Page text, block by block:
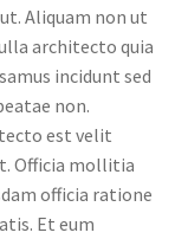
Aliquam non ut
architecto quia
incidunt sed
non.
est velit
Officia mollitia
officia ratione
Et eum